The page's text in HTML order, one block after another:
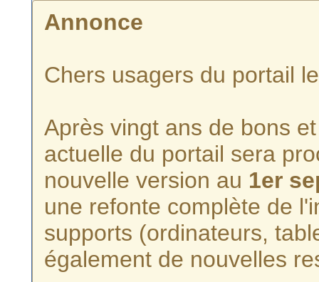
Annonce
Chers usagers du portail
Après vingt ans de bons
actuelle du portail sera
nouvelle version au 1er
une refonte complète de
supports (ordinateurs,
également de nouvelles